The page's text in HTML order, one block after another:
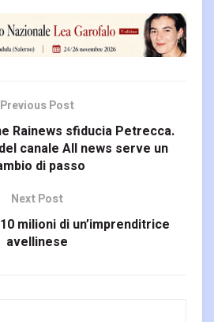
Previous Post
Rainews sfiducia Petrecca.
canale All news serve un
di passo
Next Post
milioni di un’imprenditrice
avellinese